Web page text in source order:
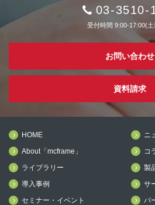
03-3510-
受付時間 9:00-17:00(土
お問い合わせ
資料請求
HOME
ニ
About「mcframe」
コ
ライブラリー
製
導入事例
サ
セミナー・イベント
パ